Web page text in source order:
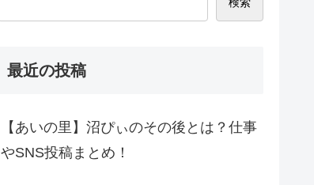
検索
最近の投稿
【あいの里】沼ぴぃのその後とは？仕事
やSNS投稿まとめ！